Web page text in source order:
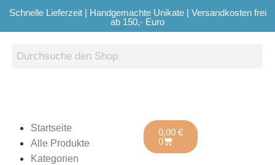
Schnelle Lieferzeit | Handgemachte Unikate | Versandkosten frei
ab 150,- Euro
Startseite
Alle Produkte
Kategorien
0,00 €
0